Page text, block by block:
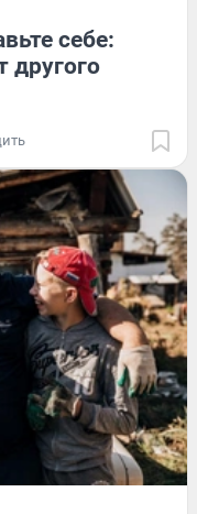
себе:
другого